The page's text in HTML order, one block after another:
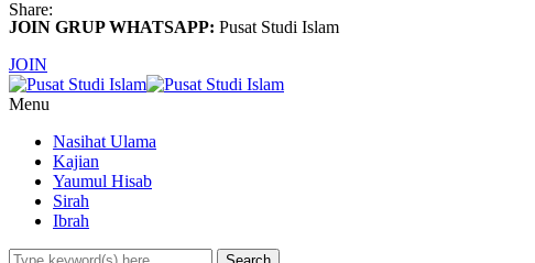
JOIN GRUP WHATSAPP: Pusat Studi Islam
JOIN
Menu
Nasihat Ulama
Kajian
Yaumul Hisab
Sirah
Ibrah
Share: